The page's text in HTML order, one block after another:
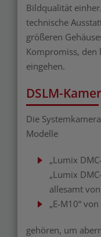
Bildqualität
technische
größeren
Kompromiss, den
eingehen.
DSLM-
Die
Modelle
„Lumix
„Lumix
allesamt
„E-M10“
gehören, um